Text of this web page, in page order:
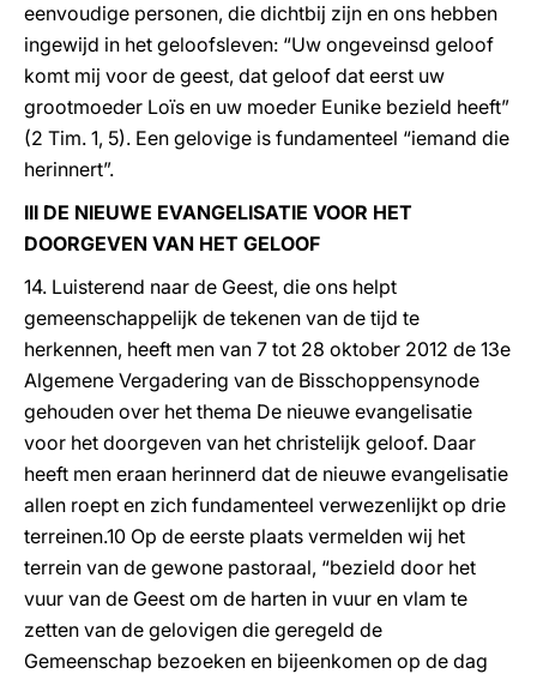
eenvoudige personen, die dichtbij zijn en ons hebben
ingewijd in het geloofsleven: “Uw ongeveinsd geloof
komt mij voor de geest, dat geloof dat eerst uw
grootmoeder Loïs en uw moeder Eunike bezield heeft”
(2 Tim. 1, 5). Een gelovige is fundamenteel “iemand die
herinnert”.
III DE NIEUWE EVANGELISATIE VOOR HET
DOORGEVEN VAN HET GELOOF
14. Luisterend naar de Geest, die ons helpt
gemeenschappelijk de tekenen van de tijd te
herkennen, heeft men van 7 tot 28 oktober 2012 de 13e
Algemene Vergadering van de Bisschoppensynode
gehouden over het thema De nieuwe evangelisatie
voor het doorgeven van het christelijk geloof. Daar
heeft men eraan herinnerd dat de nieuwe evangelisatie
allen roept en zich fundamenteel verwezenlijkt op drie
terreinen.10 Op de eerste plaats vermelden wij het
terrein van de gewone pastoraal, “bezield door het
vuur van de Geest om de harten in vuur en vlam te
zetten van de gelovigen die geregeld de
Gemeenschap bezoeken en bijeenkomen op de dag